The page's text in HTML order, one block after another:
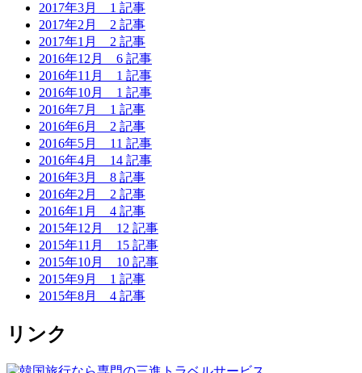
2017年3月 1 記事
2017年2月 2 記事
2017年1月 2 記事
2016年12月 6 記事
2016年11月 1 記事
2016年10月 1 記事
2016年7月 1 記事
2016年6月 2 記事
2016年5月 11 記事
2016年4月 14 記事
2016年3月 8 記事
2016年2月 2 記事
2016年1月 4 記事
2015年12月 12 記事
2015年11月 15 記事
2015年10月 10 記事
2015年9月 1 記事
2015年8月 4 記事
リンク